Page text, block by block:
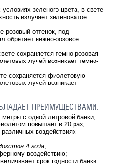
зеленого цвета, в свете
излучает зеленоватое
розовый оттенок, под
обретает нежно-розовое
сохраняется темно-розовая
лучей возникает темно-
сохраняется фиолетовую
лучей возникает
ПРЕИМУЩЕСТВАМИ:
с одной литровой банки;
повышает в 20 раз;
воздействиях
4 года;
воздействию;
срок годности банки